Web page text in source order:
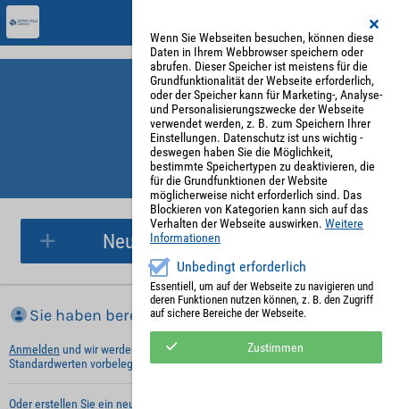
Parkplatzreservierung
Sie haben bereits ein Konto?
Anmelden und wir werden die notwendigen Informationen mit Ihren
Standardwerten vorbelegen.
Oder erstellen Sie ein neues Benutzerkonto
Neue Parkplatzreservierung
Wenn Sie Webseiten besuchen, können diese
Daten in Ihrem Webbrowser speichern oder
abrufen. Dieser Speicher ist meistens für die
Grundfunktionalität der Webseite erforderlich,
oder der Speicher kann für Marketing-, Analyse-
und Personalisierungszwecke der Webseite
verwendet werden, z. B. zum Speichern Ihrer
Einstellungen. Datenschutz ist uns wichtig -
deswegen haben Sie die Möglichkeit,
bestimmte Speichertypen zu deaktivieren, die
für die Grundfunktionen der Website
möglicherweise nicht erforderlich sind. Das
Blockieren von Kategorien kann sich auf das
Verhalten der Webseite auswirken. Weitere
Informationen
Unbedingt erforderlich
Essentiell, um auf der Webseite zu navigieren und
deren Funktionen nutzen können, z. B. den Zugriff
auf sichere Bereiche der Webseite.
Zustimmen